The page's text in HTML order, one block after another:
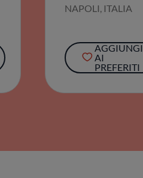
NAPOLI, ITALIA
AGGIUNGI
AI
PREFERITI